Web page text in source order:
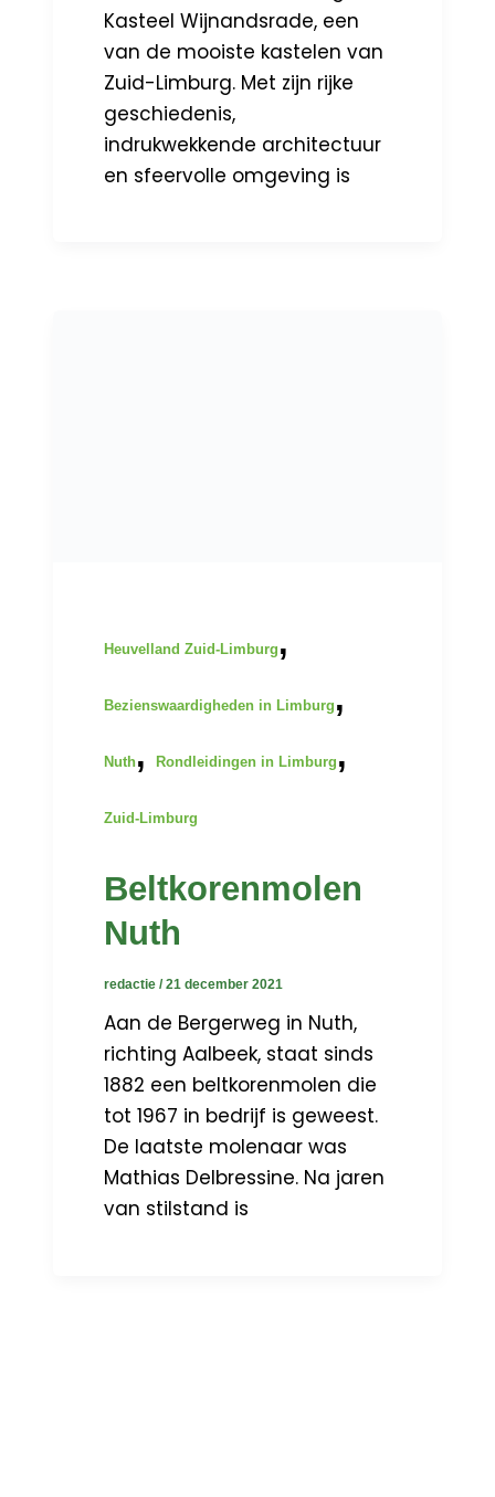
Kasteel Wijnandsrade, een
van de mooiste kastelen van
Zuid-Limburg. Met zijn rijke
geschiedenis,
indrukwekkende architectuur
en sfeervolle omgeving is
Heuvelland Zuid-Limburg ,
Bezienswaardigheden in Limburg ,
Nuth,Rondleidingen in Limburg ,
Zuid-Limburg
Beltkorenmolen
Nuth
redactie/21 december 2021
Aan de Bergerweg in Nuth,
richting Aalbeek, staat sinds
1882 een beltkorenmolen die
tot 1967 in bedrijf is geweest.
De laatste molenaar was
Mathias Delbressine. Na jaren
van stilstand is